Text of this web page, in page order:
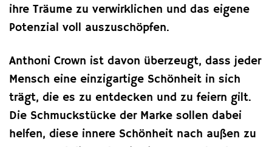
ihre Träume zu verwirklichen und das eigene
Potenzial voll auszuschöpfen.
Anthoni Crown ist davon überzeugt, dass jeder
Mensch eine einzigartige Schönheit in sich
trägt, die es zu entdecken und zu feiern gilt.
Die Schmuckstücke der Marke sollen dabei
helfen, diese innere Schönheit nach außen zu